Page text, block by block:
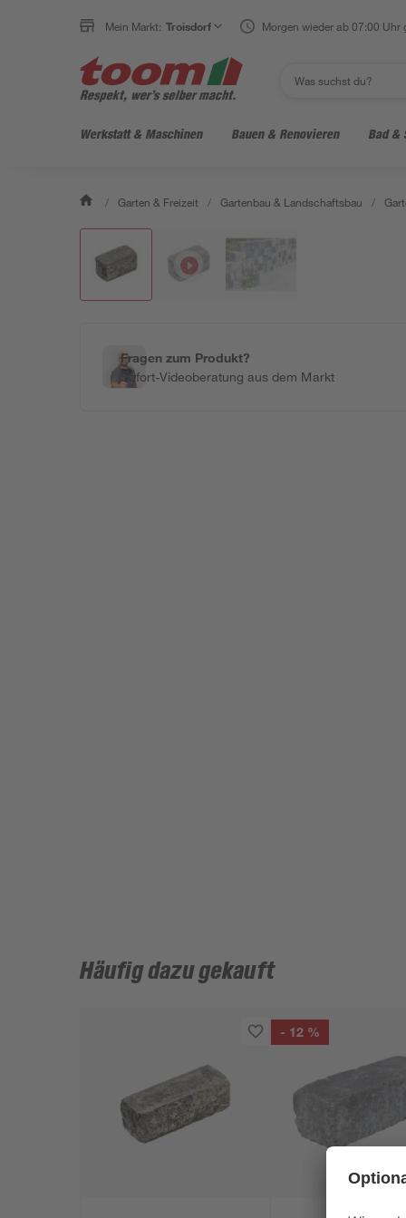
Mein Markt: Troisdorf Morgen wieder ab 07:00 Uhr
Werkstatt & Maschinen Bauen & Renovieren Bad &
/ Garten & Freizeit / Gartenbau & Landschaftsbau /
Fragen zum Produkt?
Sofort-Videoberatung aus dem Markt
Häufig dazu gekauft
- 12 %